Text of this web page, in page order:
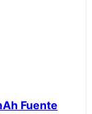
Fuente